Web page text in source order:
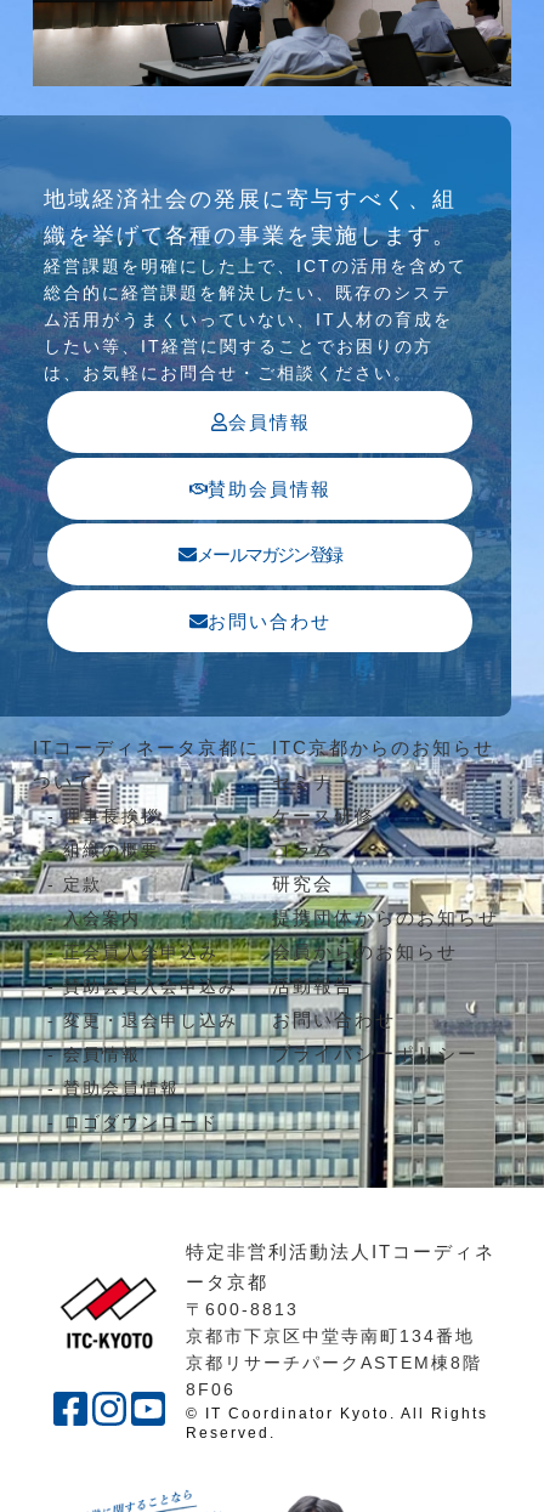
介護ソリューション研究会、WEB/SNS研究会を
行っています
地域経済社会の発展に寄与すべく、組
織を挙げて各種の事業を実施します。
経営課題を明確にした上で、ICTの活⽤を含めて
総合的に経営課題を解決したい、既存のシステ
ム活⽤がうまくいっていない、IT⼈材の育成を
したい等、IT経営に関することでお困りの⽅
は、お気軽にお問合せ・ご相談ください。
会員情報
賛助会員情報
メールマガジン登録
お問い合わせ
ITコーディネータ京都に
ついて
理事長挨拶
組織の概要
定款
入会案内
正会員入会申込み
賛助会員入会申込み
変更・退会申し込み
会員情報
賛助会員情報
ロゴダウンロード
ITC京都からのお知らせ
セミナー
ケース研修
コラム
研究会
提携団体からのお知らせ
会員からのお知らせ
活動報告
お問い合わせ
プライバシーポリシー
特定非営利活動法人ITコーディネ
ータ京都
〒600-8813
京都市下京区中堂寺南町134番地
京都リサーチパークASTEM棟8階
8F06
© IT Coordinator Kyoto. All Rights
Reserved.